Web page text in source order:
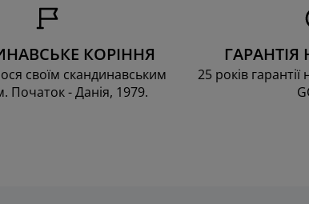
КОРІННЯ
своїм скандинавським
Початок - Данія, 1979.
25 років